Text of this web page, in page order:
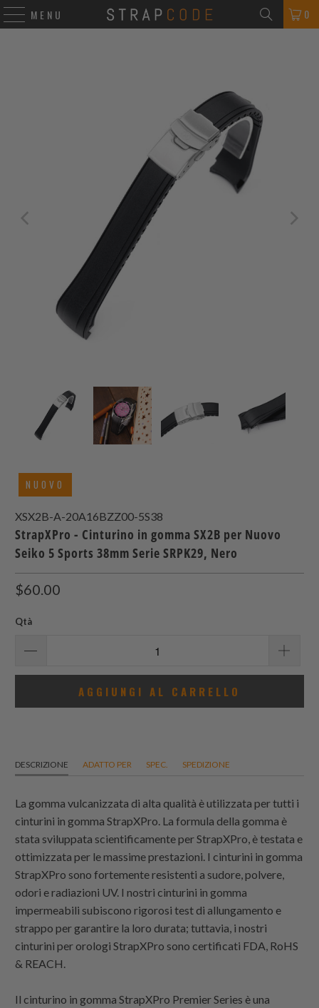
MENU 0
NUOVO
XSX2B-A-20A16BZZ00-5S38
StrapXPro - Cinturino in gomma SX2B per Nuovo
Seiko 5 Sports 38mm Serie SRPK29, Nero
$60.00
Qtà
AGGIUNGI AL CARRELLO
DESCRIZIONE ADATTO PER SPEC. SPEDIZIONE
La gomma vulcanizzata di alta qualità è utilizzata per tutti i
cinturini in gomma StrapXPro. La formula della gomma è
stata sviluppata scientificamente per StrapXPro, è testata e
ottimizzata per le massime prestazioni. I cinturini in gomma
StrapXPro sono fortemente resistenti a sudore, polvere,
odori e radiazioni UV. I nostri cinturini in gomma
impermeabili subiscono rigorosi test di allungamento e
strappo per garantire la loro durata; tuttavia, i nostri
cinturini per orologi StrapXPro sono certificati FDA, RoHS
& REACH.
Il cinturino in gomma StrapXPro Premier Series è una